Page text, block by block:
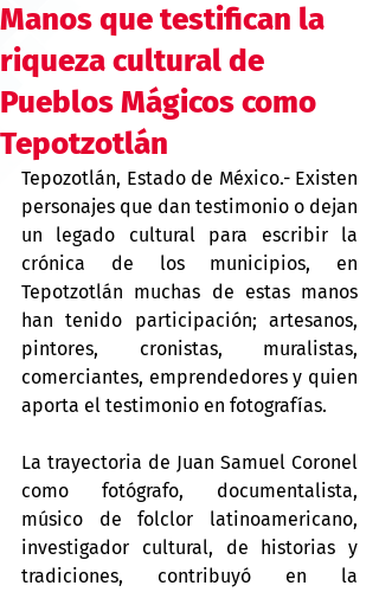
Manos que testifican la
riqueza cultural de
Pueblos Mágicos como
Tepotzotlán
Tepozotlán, Estado de México.- Existen
personajes que dan testimonio o dejan
un legado cultural para escribir la
crónica de los municipios, en
Tepotzotlán muchas de estas manos
han tenido participación; artesanos,
pintores, cronistas, muralistas,
comerciantes, emprendedores y quien
aporta el testimonio en fotografías.
La trayectoria de Juan Samuel Coronel
como fotógrafo, documentalista,
músico de folclor latinoamericano,
investigador cultural, de historias y
tradiciones, contribuyó en la